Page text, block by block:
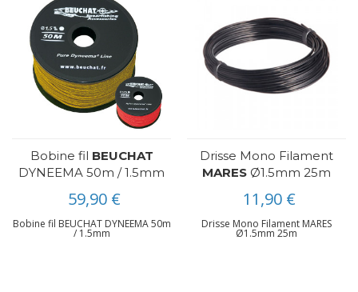
Bobine fil BEUCHAT
DYNEEMA 50m / 1.5mm
59,90 €
Bobine fil BEUCHAT DYNEEMA 50m
/ 1.5mm
Drisse Mono Filament
MARES Ø1.5mm 25m
11,90 €
Drisse Mono Filament MARES
Ø1.5mm 25m